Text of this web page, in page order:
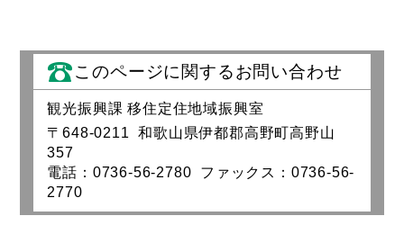
このページに関するお問い合わせ
観光振興課 移住定住地域振興室
〒648-0211 和歌山県伊都郡高野町高野山
357
電話：0736-56-2780 ファックス：0736-56-
2770